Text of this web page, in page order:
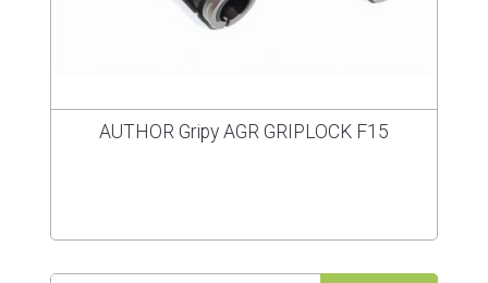
AUTHOR Gripy AGR GRIPLOCK F15